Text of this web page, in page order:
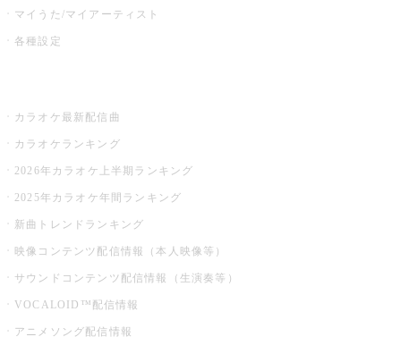
マイうた/マイアーティスト
各種設定
カラオケ最新配信曲
カラオケランキング
2026年カラオケ上半期ランキング
2025年カラオケ年間ランキング
新曲トレンドランキング
映像コンテンツ配信情報（本人映像等）
サウンドコンテンツ配信情報（生演奏等）
VOCALOID™配信情報
アニメソング配信情報